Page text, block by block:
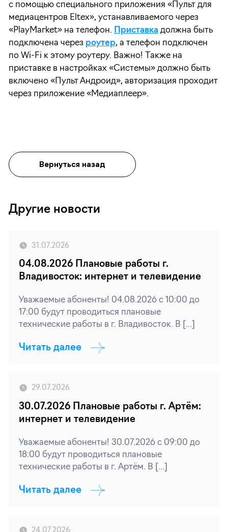
с помощью специального приложения «Пульт для
медиацентров Eltex», устанавливаемого через
«PlayMarket» на телефон.
Приставка должна быть
подключена через роутер, а телефон подключен
по Wi-Fi к этому роутеру. Важно! Также на
приставке в настройках «Системы» должно быть
включено «Пульт Андроид», авторизация проходит
через приложение «Медиаплеер».
Вернуться назад
Другие новости
31.07.2026
04.08.2026 Плановые работы г.
Владивосток: интернет и телевидение
Уважаемые абоненты! 04.08.2026 с 10:00 до
17:00 будут проводиться плановые
технические работы в г. Владивосток. В […]
Читать далее
29.07.2026
30.07.2026 Плановые работы г. Артём:
интернет и телевидение
Уважаемые абоненты! 30.07.2026 с 09:00 до
18:00 будут проводиться плановые
технические работы в г. Артём. В […]
Читать далее